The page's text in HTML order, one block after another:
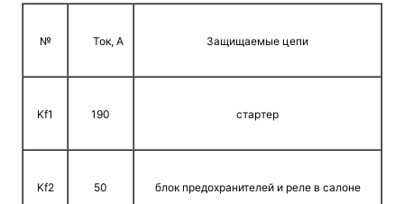
№ Ток, A Защищаемые цепи
Kf1 190 стартер
Kf2 50 блок предохранителей и реле в салоне